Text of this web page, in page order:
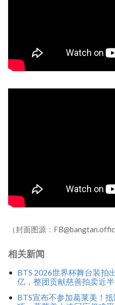
（封面图源：
相关新闻
BTS 2026世界杯舞台装拍
亿，整团贡献慈善拍卖近
BTS宣布不参加葛莱美！